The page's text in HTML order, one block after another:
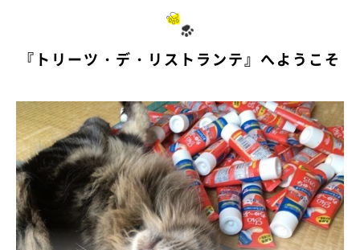
『トリーツ・デ・リストランテ』へようこそ